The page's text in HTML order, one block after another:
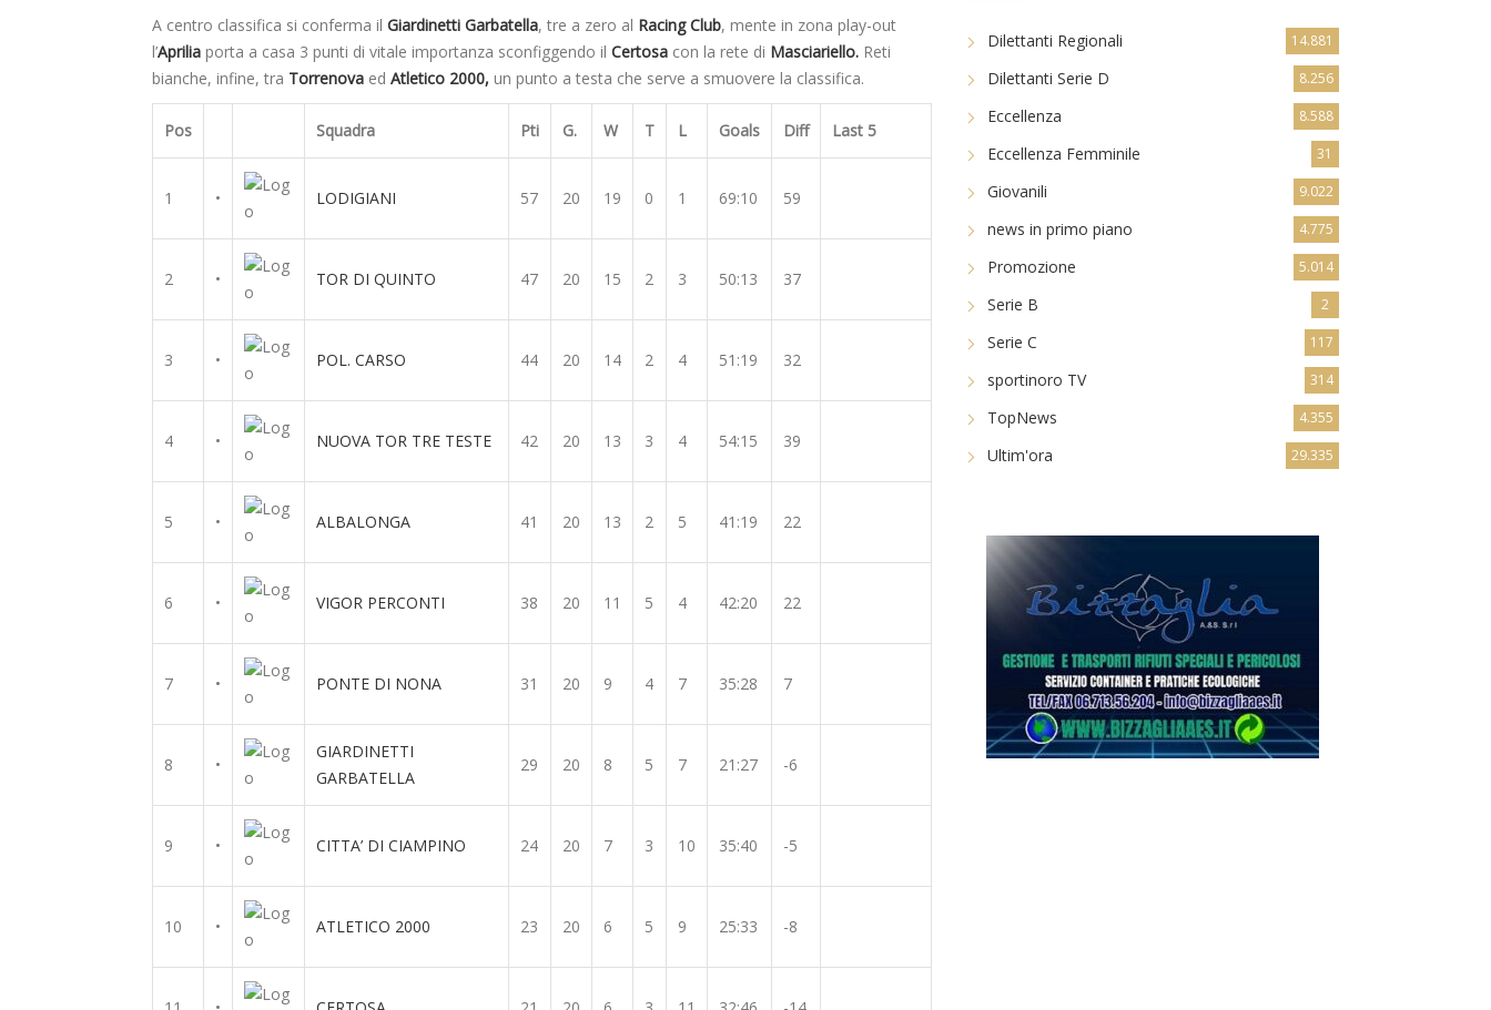
A centro classifica si conferma il Giardinetti Garbatella, tre a zero al Racing Club, mente in zona play-out
l’Aprilia porta a casa 3 punti di vitale importanza sconfiggendo il Certosa con la rete di Masciariello. Reti
bianche, infine, tra Torrenova ed Atletico 2000, un punto a testa che serve a smuovere la classifica.
Pos Squadra Pti G. W T L Goals Diff Last 5
1 • LODIGIANI 57 20 19 0 1 69:10 59
2 • TOR DI QUINTO 47 20 15 2 3 50:13 37
3 • POL. CARSO 44 20 14 2 4 51:19 32
4 • NUOVA TOR TRE TESTE 42 20 13 3 4 54:15 39
5 • ALBALONGA 41 20 13 2 5 41:19 22
6 • VIGOR PERCONTI 38 20 11 5 4 42:20 22
7 • PONTE DI NONA 31 20 9 4 7 35:28 7
8 •
GIARDINETTI
GARBATELLA
29 20 8 5 7 21:27 -6
9 • CITTA’ DI CIAMPINO 24 20 7 3 10 35:40 -5
10 • ATLETICO 2000 23 20 6 5 9 25:33 -8
Dilettanti Regionali 14.881
Dilettanti Serie D 8.256
Eccellenza 8.588
Eccellenza Femminile 31
Giovanili 9.022
news in primo piano 4.775
Promozione 5.014
Serie B 2
Serie C 117
sportinoro TV 314
TopNews 4.355
Ultim'ora 29.335